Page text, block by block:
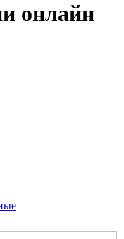
онлайн